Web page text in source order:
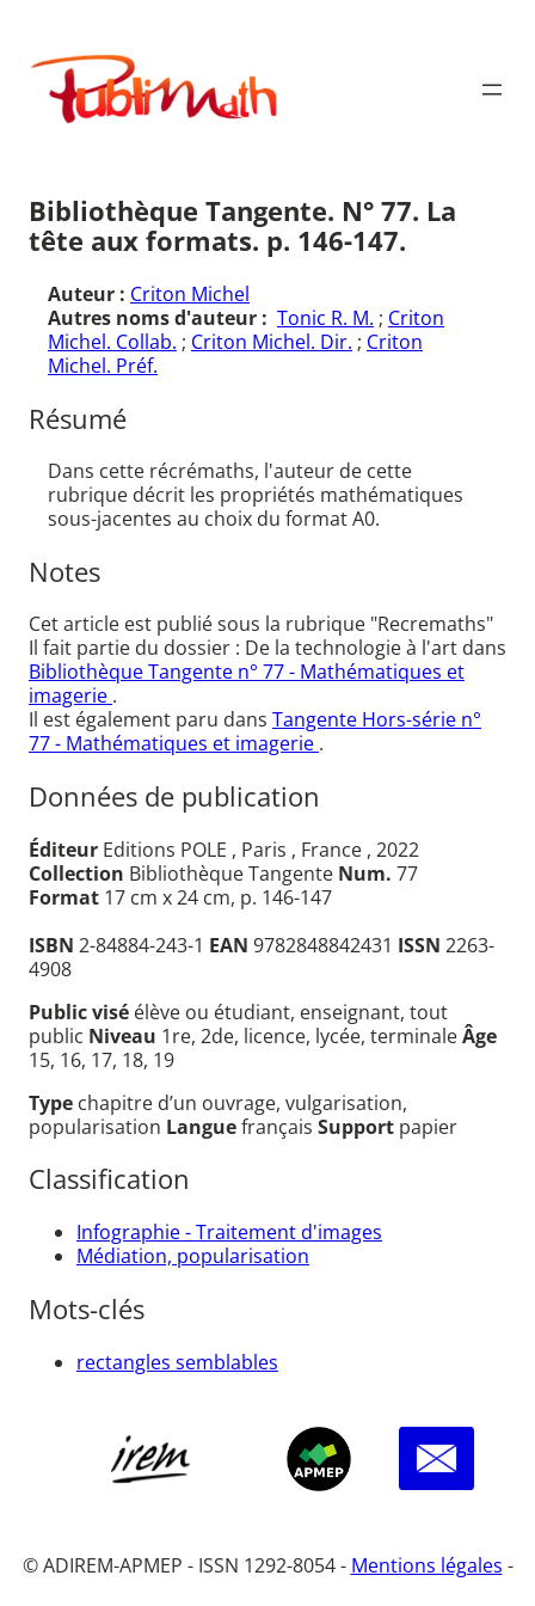
contenu
Publimath
Bibliothèque Tangente. N° 77. La
tête aux formats. p. 146-147.
Auteur : Criton Michel
Autres noms d'auteur : Tonic R. M. ; Criton
Michel. Collab. ; Criton Michel. Dir. ; Criton
Michel. Préf.
Résumé
Dans cette récrémaths, l'auteur de cette
rubrique décrit les propriétés mathématiques
sous-jacentes au choix du format A0.
Notes
Cet article est publié sous la rubrique "Recremaths"
Il fait partie du dossier : De la technologie à l'art dans
Bibliothèque Tangente n° 77 - Mathématiques et
imagerie .
Il est également paru dans Tangente Hors-série n°
77 - Mathématiques et imagerie .
Données de publication
Éditeur Editions POLE , Paris , France , 2022
Collection Bibliothèque Tangente Num. 77
Format 17 cm x 24 cm, p. 146-147
ISBN 2-84884-243-1 EAN 9782848842431 ISSN 2263-
4908
Public visé élève ou étudiant, enseignant, tout
public Niveau 1re, 2de, licence, lycée, terminaleÂge
15, 16, 17, 18, 19
Type chapitre d’un ouvrage, vulgarisation,
popularisation Languefrançais Support papier
Classification
Infographie - Traitement d'images
Médiation, popularisation
Mots-clés
rectangles semblables
© ADIREM-APMEP - ISSN 1292-8054 - Mentions légales -